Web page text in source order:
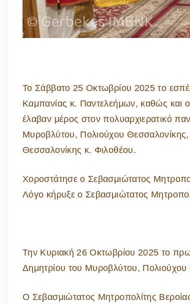
Το Σάββατο 25 Οκτωβρίου 2025 το
Καμπανίας κ. Παντελεήμων, καθώς και
έλαβαν μέρος στον πολυαρχιερατικό
Μυροβλύτου, Πολιούχου
Θεσσαλονίκης κ. Φιλοθέου.
Χοροστάτησε ο Σεβασμιώτατος
Λόγο κήρυξε ο Σεβασμιώτατος
Την Κυριακή 26 Οκτωβρίου 2025 το
Δημητρίου του Μυροβλύτου, Πολιούχου
Ο Σεβασμιώτατος Μητροπολίτης